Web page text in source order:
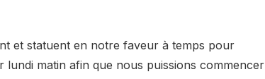
et statuent en notre faveur à temps pour
matin afin que nous puissions commencer